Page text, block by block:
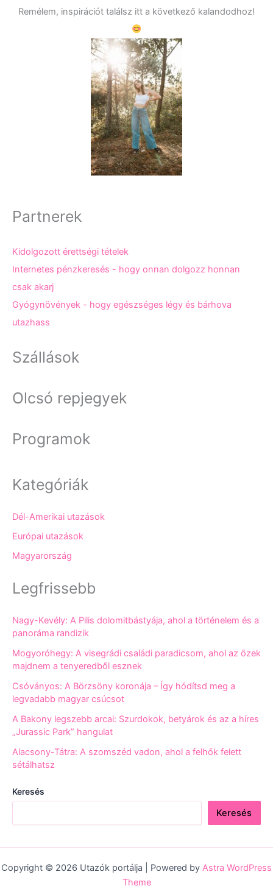
Remélem, inspirációt találsz itt a következő kalandodhoz!
Partnerek
Kidolgozott érettségi tételek
Internetes pénzkeresés - hogy onnan dolgozz honnan
csak akarj
Gyógynövények - hogy egészséges légy és bárhova
utazhass
Szállások
Olcsó repjegyek
Programok
Kategóriák
Dél-Amerikai utazások
Európai utazások
Magyarország
Legfrissebb
Nagy-Kevély: A Pilis dolomitbástyája, ahol a történelem és a
panoráma randizik
Mogyoróhegy: A visegrádi családi paradicsom, ahol az őzek
majdnem a tenyeredből esznek
Csóványos: A Börzsöny koronája – Így hódítsd meg a
legvadabb magyar csúcsot
A Bakony legszebb arcai: Szurdokok, betyárok és az a híres
„Jurassic Park” hangulat
Alacsony-Tátra: A szomszéd vadon, ahol a felhők felett
sétálhatsz
Keresés
Keresés
Copyright © 2026 Utazók portálja | Powered by Astra WordPress
Theme